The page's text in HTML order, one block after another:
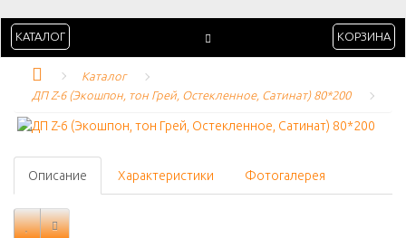
КАТАЛОГ КОРЗИНА
Каталог
ДП Z-6 (Экошпон, тон Грей, Остекленное, Сатинат) 80*200
Описание Характеристики Фотогалерея